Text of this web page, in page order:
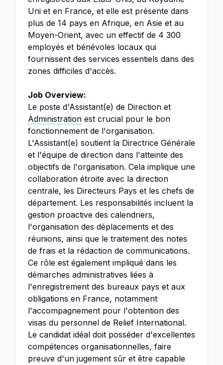
Uni et en France, et elle est présente dans
plus de 14 pays en Afrique, en Asie et au
Moyen-Orient, avec un effectif de 4 300
employés et bénévoles locaux qui
fournissent des services essentiels dans des
zones difficiles d'accès.
Job Overview:
Le poste d'Assistant(e) de Direction et
Administration est crucial pour le bon
fonctionnement de l'organisation.
L'Assistant(e) soutient la Directrice Générale
et l'équipe de direction dans l'atteinte des
objectifs de l'organisation. Cela implique une
collaboration étroite avec la direction
centrale, les Directeurs Pays et les chefs de
département. Les responsabilités incluent la
gestion proactive des calendriers,
l'organisation des déplacements et des
réunions, ainsi que le traitement des notes
de frais et la rédaction de communications.
Ce rôle est également impliqué dans les
démarches administratives liées à
l'enregistrement des bureaux pays et aux
obligations en France, notamment
l'accompagnement pour l'obtention des
visas du personnel de Relief International.
Le candidat idéal doit posséder d'excellentes
compétences organisationnelles, faire
preuve d'un jugement sûr et être capable